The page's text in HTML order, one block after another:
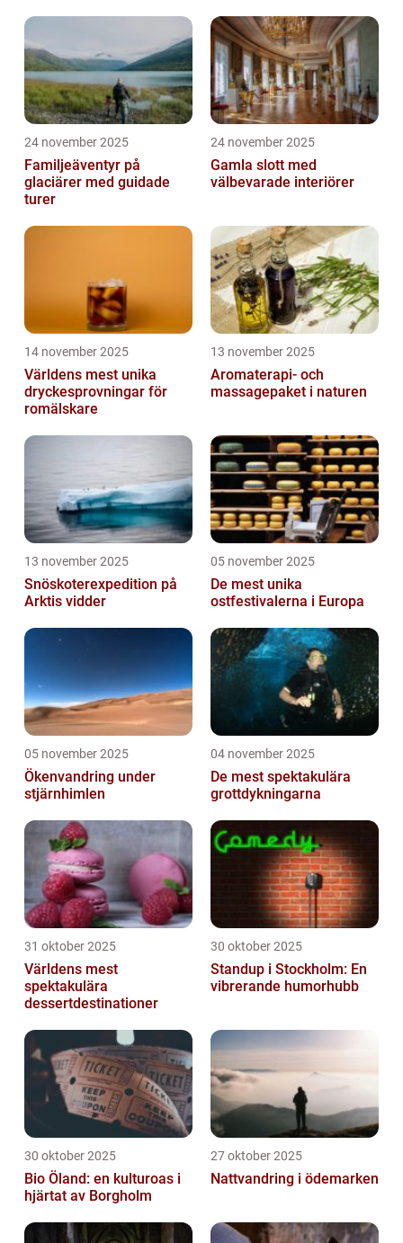
24 november 2025
Familjeäventyr på
glaciärer med guidade
turer
24 november 2025
Gamla slott med
välbevarade interiörer
14 november 2025
Världens mest unika
dryckesprovningar för
romälskare
13 november 2025
Aromaterapi- och
massagepaket i naturen
13 november 2025
Snöskoterexpedition på
Arktis vidder
05 november 2025
De mest unika
ostfestivalerna i Europa
05 november 2025
Ökenvandring under
stjärnhimlen
04 november 2025
De mest spektakulära
grottdykningarna
31 oktober 2025
Världens mest
spektakulära
dessertdestinationer
30 oktober 2025
Standup i Stockholm: En
vibrerande humorhubb
30 oktober 2025
Bio Öland: en kulturoas i
hjärtat av Borgholm
27 oktober 2025
Nattvandring i ödemarken